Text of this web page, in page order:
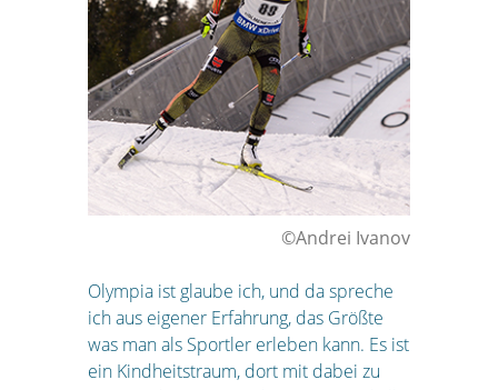
©Andrei Ivanov
Olympia ist glaube ich, und da spreche
ich aus eigener Erfahrung, das Größte
was man als Sportler erleben kann. Es ist
ein Kindheitstraum, dort mit dabei zu